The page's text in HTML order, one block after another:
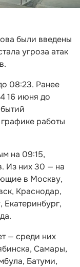
были введены
угроза атак
08:23. Ранее
16 июня до
работы
на 09:15,
Из них 30 — на
в Москву,
Краснодар,
— среди них
Самары,
Батуми,